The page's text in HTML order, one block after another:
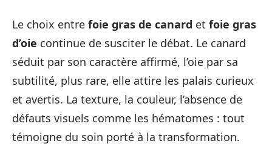
Le choix entre foie gras de canard et foie gras
d’oie continue de susciter le débat. Le canard
séduit par son caractère affirmé, l’oie par sa
subtilité, plus rare, elle attire les palais curieux
et avertis. La texture, la couleur, l’absence de
défauts visuels comme les hématomes : tout
témoigne du soin porté à la transformation.